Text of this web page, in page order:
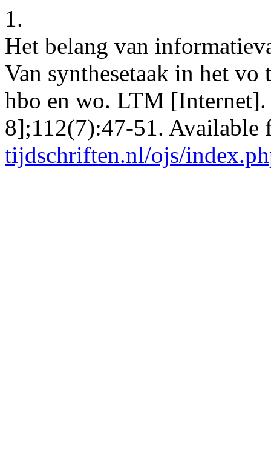
1.
Het belang van
Van synthesetaak in het
hbo en wo. LTM
8];112(7):47-51.
tijdschriften.nl/ojs/